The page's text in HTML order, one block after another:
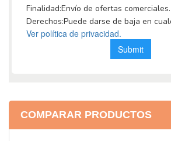
COMPARAR PRODUCTOS